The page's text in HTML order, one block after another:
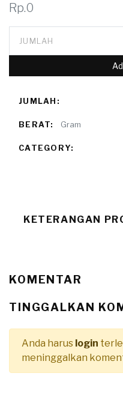
Rp.0
JUMLAH
JUMLAH:
BERAT: Gram
CATEGORY:
KETERANGAN
KOMENTAR
TINGGALKAN
Anda harus login
meninggalkan